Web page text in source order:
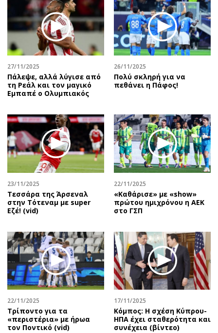
27/11/2025
Πάλεψε, αλλά λύγισε από
τη Ρεάλ και τον μαγικό
Εμπαπέ ο Ολυμπιακός
26/11/2025
Πολύ σκληρή για να
πεθάνει η Πάφος!
23/11/2025
Τεσσάρα της Άρσεναλ
στην Τότεναμ με super
Εζέ! (vid)
22/11/2025
«Καθάρισε» με «show»
πρώτου ημιχρόνου η ΑΕΚ
στο ΓΣΠ
22/11/2025
Τρίποντο για τα
«περιστέρια» με ήρωα
τον Ποντικό (vid)
17/11/2025
Κόμπος: Η σχέση Κύπρου-
ΗΠΑ έχει σταθερότητα και
συνέχεια (βίντεο)